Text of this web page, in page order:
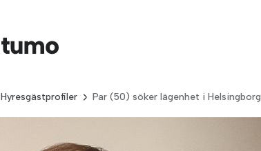
Hyresgästprofiler Par (50) söker lägenhet i Helsingborg